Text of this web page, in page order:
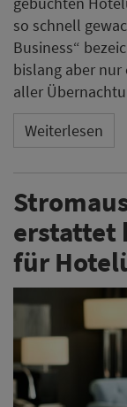
so schnell
Business“
bislang aber
aller
Weiterlesen
erstattet
für